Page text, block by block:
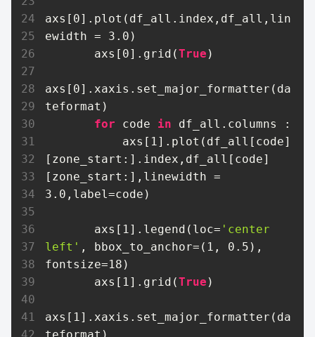
axs[ 0].plot(df_all.index,df_all,lin
ewidth = 3.0 )
       axs[
0].grid(True )
axs[ 0].xaxis.set_major_formatter(da
teformat)
for code in df_all.columns :
           axs[
1].plot(df_all[code]
[zone_start:].index,df_all[code]
3.0 ,label=code)
       axs[
1].legend(loc= 'center
left' , bbox_to_anchor=( 1 , 0.5 ),
fontsize=18 )
       axs[
1].grid(True )
axs[ 1].xaxis.set_major_formatter(da